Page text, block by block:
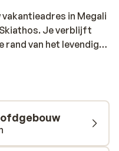
in Megali
Je verblijft
rand van het levendige
van het strand.
met lichte kleuren
zijn fris ingericht
kiest uit een
met gedeeld
ontspannen verblijf.